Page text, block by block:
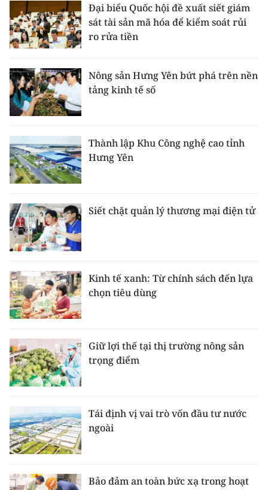
Đại biểu Quốc hội đề xuất siết giám
sát tài sản mã hóa để kiểm soát rủi
ro rửa tiền
Nông sản Hưng Yên bứt phá trên nền
tảng kinh tế số
Thành lập Khu Công nghệ cao tỉnh
Hưng Yên
Siết chặt quản lý thương mại điện tử
Kinh tế xanh: Từ chính sách đến lựa
chọn tiêu dùng
Giữ lợi thế tại thị trường nông sản
trọng điểm
Tái định vị vai trò vốn đầu tư nước
ngoài
Bảo đảm an toàn bức xạ trong hoạt